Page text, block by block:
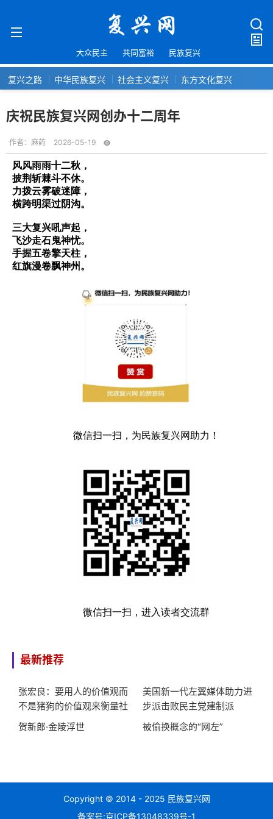
大众民主 共同富裕 民族复兴
复兴之路 中华民族复兴 社会主义复兴 东方文化复兴
庆祝民族复兴网创办十二周年
作者： 麻药 2026-05-19
风风雨雨十二秋，
披荆斩棘斗不休。
力拨云雾破迷障，
横跨明渠过阴沟。
三大复兴吼声起，
飞沙走石鬼神忧。
手握五卷擎天柱，
红旗漫卷飘神州。
微信扫一扫，为民族复兴网助力！
微信扫一扫，进入读者交流群
最新推荐
张宏良：要用人的价值观而
不是猪狗的价值观来衡量社
会
美国新一代左翼媒体助力进
步派击败民主党建制派
贺新郎·金陵浮世
被偷换概念的“网左”
Copyright © 2014 - 2025 民族复兴网
备案号:京ICP备13048339号-1